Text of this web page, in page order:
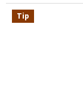
skutečná síla však
jeho všestrannosti;
pro...
Tip